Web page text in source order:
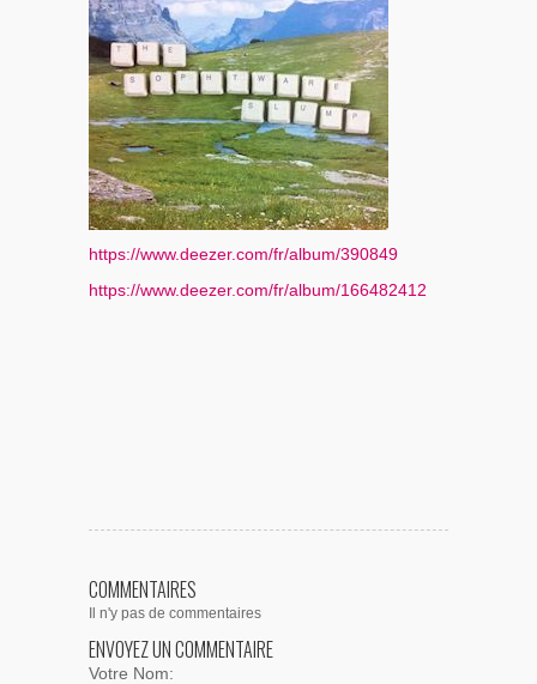
https://www.deezer.com/fr/album/390849
https://www.deezer.com/fr/album/166482412
COMMENTAIRES
Il n'y pas de commentaires
ENVOYEZ UN COMMENTAIRE
Votre Nom: